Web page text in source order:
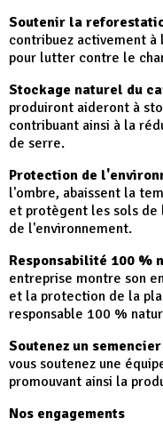
Soutenir la
contribuez activement
pour lutter contre le
Stockage naturel du
produiront aideront à
contribuant ainsi à la
de serre.
Protection de
l'ombre, abaissent la
et protègent les sols de
de l'environnement.
Responsabilité 100 %
entreprise montre son
et la protection de la
responsable 100 %
Soutenez un
vous soutenez une
promouvant ainsi la
Nos engagements